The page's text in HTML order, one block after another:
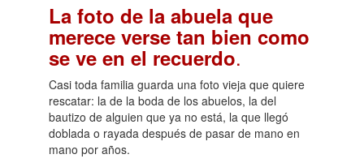
La foto de la abuela que
merece verse tan bien como
se ve en el recuerdo.
Casi toda familia guarda una foto vieja que quiere
rescatar: la de la boda de los abuelos, la del
bautizo de alguien que ya no está, la que llegó
doblada o rayada después de pasar de mano en
mano por años.